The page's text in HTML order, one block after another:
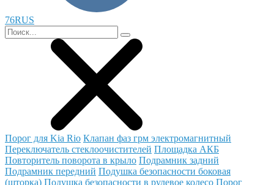
76RUS
Порог для Kia Rio Клапан фаз грм электромагнитный
Переключатель стеклоочистителей Площадка АКБ
Повторитель поворота в крыло Подрамник задний
Подрамник передний Подушка безопасности боковая
(шторка) Подушка безопасности в рулевое колесо Порог